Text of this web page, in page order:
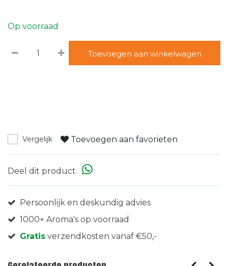
Op voorraad
Toevoegen aan winkelwagen
Vergelijk Toevoegen aan favorieten
Deel dit product
Persoonlijk en deskundig advies
1000+ Aroma's op voorraad
Gratis verzendkosten vanaf €50,-